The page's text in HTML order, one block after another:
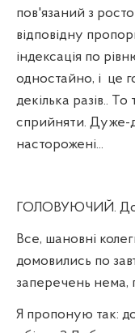
пов'язаний з
відповідну
індексація по
одностайно, і це
декілька разів..
сприйняти. Дуже-
насторожені...
ГОЛОВУЮЧИЙ.
Все, шановні
домовились по
заперечень нема,
Я пропоную так: